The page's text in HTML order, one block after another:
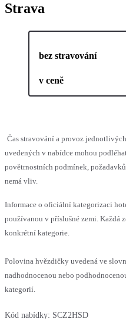
Strava
bez stravování
v ceně
Čas stravování a provoz
uvedených v nabídce mohou
povětrnostních podmínek,
nemá vliv.
Informace o oficiální kategorizaci
používanou v příslušné zemi. Každá
konkrétní kategorie.
Polovina hvězdičky uvedená ve
nadhodnocenou nebo
kategorií.
Kód nabídky: SCZ2HSD